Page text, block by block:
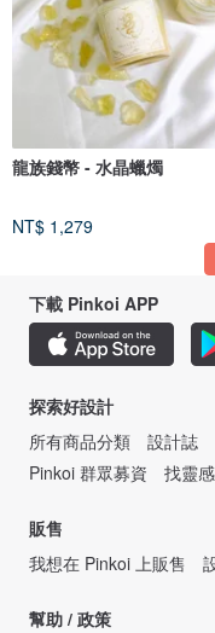
龍族錢幣 - 水晶蠟燭
NT$ 1,279
下載 Pinkoi APP
探索好設計
所有商品分類
設計誌
Pinkoi 群眾募資
找靈感
販售
我想在 Pinkoi 上販售
幫助 / 政策